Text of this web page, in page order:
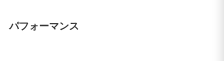
パフォーマンス